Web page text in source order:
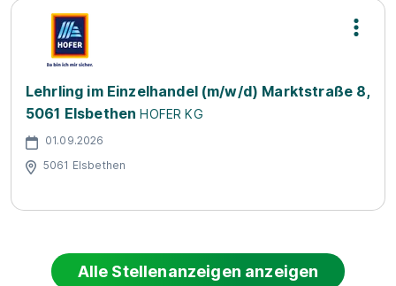
Lehrling im Einzelhandel (m/w/d) Marktstraße 8,
5061 Elsbethen HOFER KG
01.09.2026
5061 Elsbethen
Alle Stellenanzeigen anzeigen